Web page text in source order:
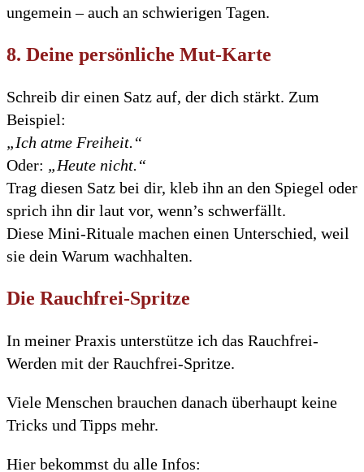
ungemein – auch an schwierigen Tagen.
8. Deine persönliche Mut-Karte
Schreib dir einen Satz auf, der dich stärkt. Zum
Beispiel:
„Ich atme Freiheit.“
Oder: „Heute nicht.“
Trag diesen Satz bei dir, kleb ihn an den Spiegel oder
sprich ihn dir laut vor, wenn’s schwerfällt.
Diese Mini-Rituale machen einen Unterschied, weil
sie dein Warum wachhalten.
Die Rauchfrei-Spritze
In meiner Praxis unterstütze ich das Rauchfrei-
Werden mit der Rauchfrei-Spritze.
Viele Menschen brauchen danach überhaupt keine
Tricks und Tipps mehr.
Hier bekommst du alle Infos: